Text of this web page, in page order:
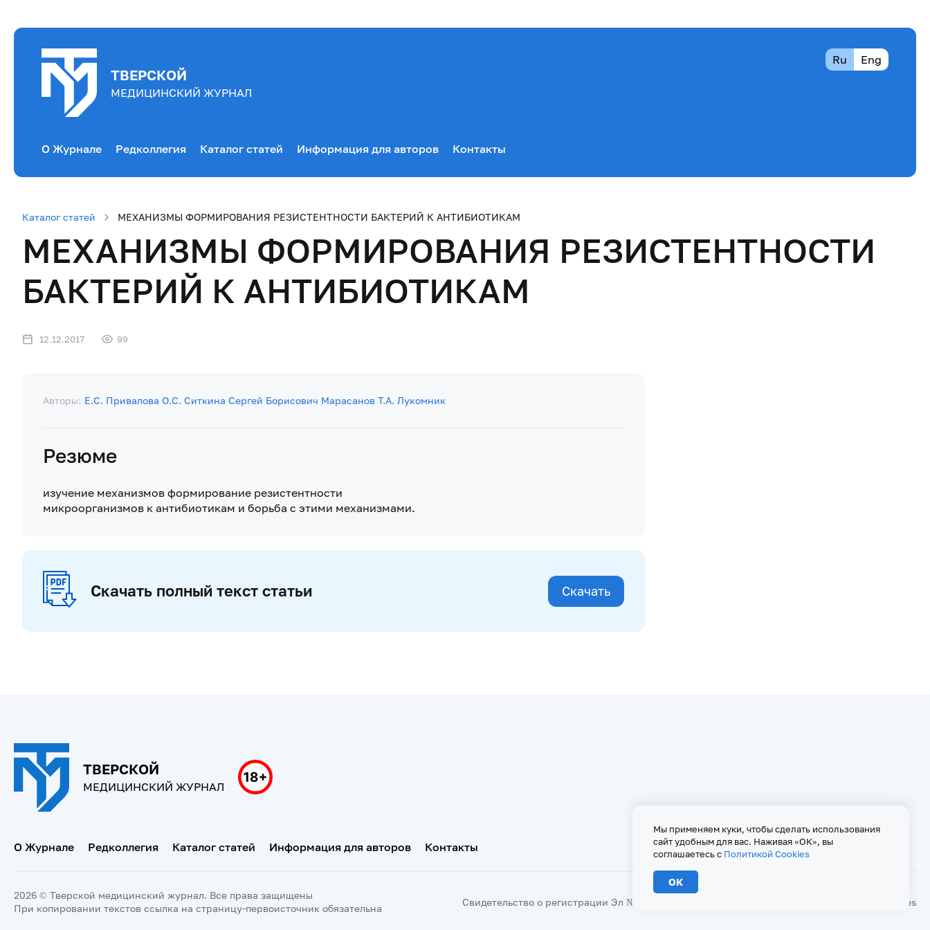
ТВЕРСКОЙ
МЕДИЦИНСКИЙ ЖУРНАЛ
Ru Eng
О Журнале Редколлегия Каталог статей Информация для авторов Контакты
Каталог статей МЕХАНИЗМЫ ФОРМИРОВАНИЯ РЕЗИСТЕНТНОСТИ БАКТЕРИЙ К АНТИБИОТИКАМ
МЕХАНИЗМЫ ФОРМИРОВАНИЯ РЕЗИСТЕНТНОСТИ
БАКТЕРИЙ К АНТИБИОТИКАМ
12.12.2017 99
Авторы: Е.С. Привалова О.С. Ситкина Сергей Борисович Марасанов Т.А. Лукомник
Резюме
изучение механизмов формирование резистентности
микроорганизмов к антибиотикам и борьба с этими механизмами.
Скачать полный текст статьи Скачать
ТВЕРСКОЙ
МЕДИЦИНСКИЙ ЖУРНАЛ
О Журнале Редколлегия Каталог статей Информация для авторов Контакты
2026 © Тверской медицинский журнал. Все права защищены
При копировании текстов ссылка на страницу-первоисточник обязательна
Свидетельство о регистрации Эл № ФС 77 - 67146 от 16 сентября 2016 г Политика Cookies
Мы применяем куки, чтобы сделать использования
сайт удобным для вас. Наживая «ОК», вы
соглашаетесь с Политикой Cookies
ОК